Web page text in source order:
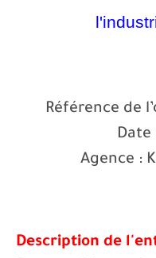
Référence de
Date
Agence :
Description de